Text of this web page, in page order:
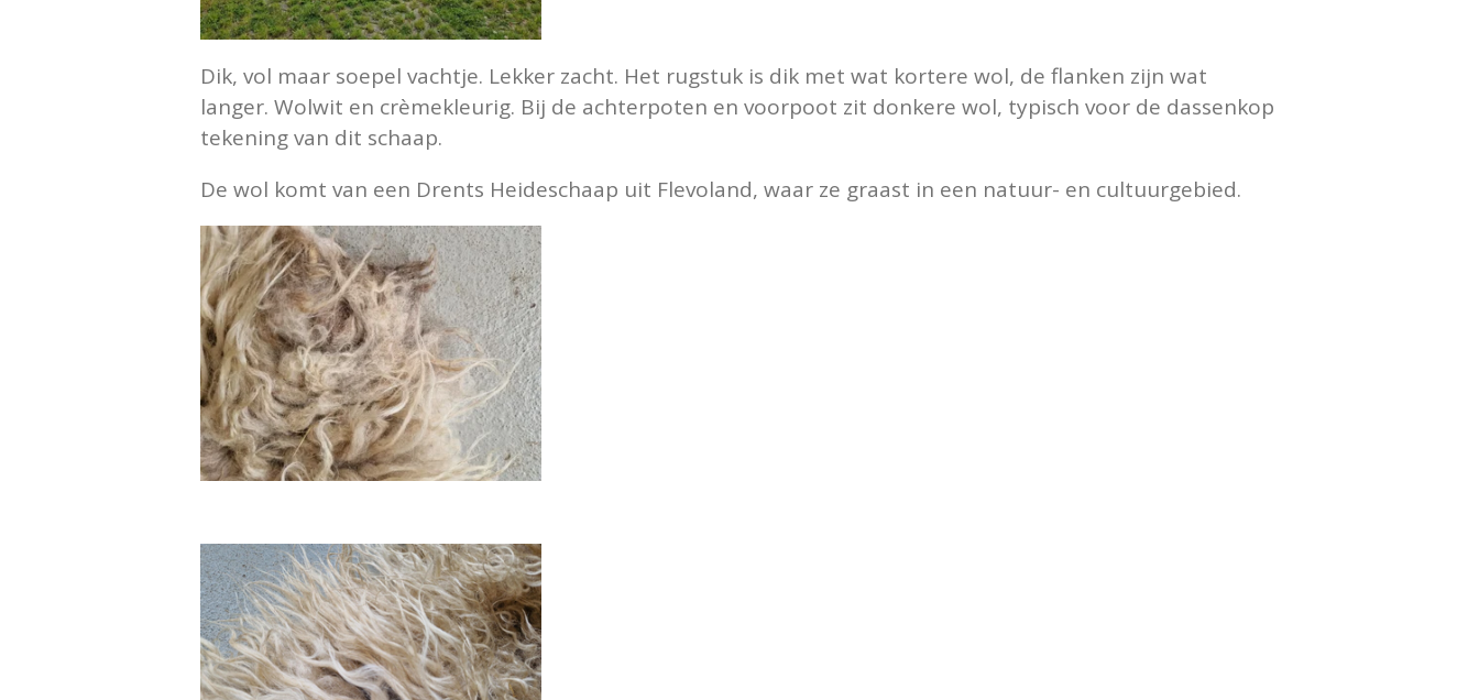
Dik, vol maar soepel vachtje. Lekker zacht. Het rugstuk is dik met wat kortere wol, de flanken zijn wat
langer. Wolwit en crèmekleurig. Bij de achterpoten en voorpoot zit donkere wol, typisch voor de dassenkop
tekening van dit schaap.
De wol komt van een Drents Heideschaap uit Flevoland, waar ze graast in een natuur- en cultuurgebied.